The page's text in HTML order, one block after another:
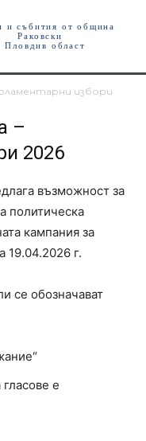
и събития от община
Раковски
Пловдив област
избори
–
2026
възможност за
политическа
кампания за
19.04.2026 г.
се обозначават
е